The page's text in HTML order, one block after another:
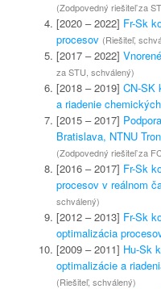
(Zodpovedný riešiteľ za
[2020 – 2022] Fr-Sk
procesov (Riešiteľ,
[2017 – 2022]
za STU, schválený)
[2018 – 2019] CN-SK
a riadenie
[2015 – 2017]
Bratislava, NTNU
(Zodpovedný riešiteľ za
[2016 – 2017] Fr-Sk
procesov v reálnom
schválený)
[2012 – 2013] Fr-Sk
optimalizácia
[2009 – 2011] Hu-Sk
optimalizácie a
(Riešiteľ, schválený)